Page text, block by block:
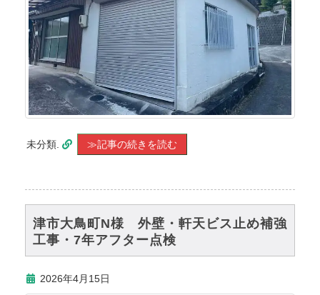
未分類. ≫記事の続きを読む
津市大鳥町N様 外壁・軒天ビス止め補強
工事・7年アフター点検
2026年4月15日